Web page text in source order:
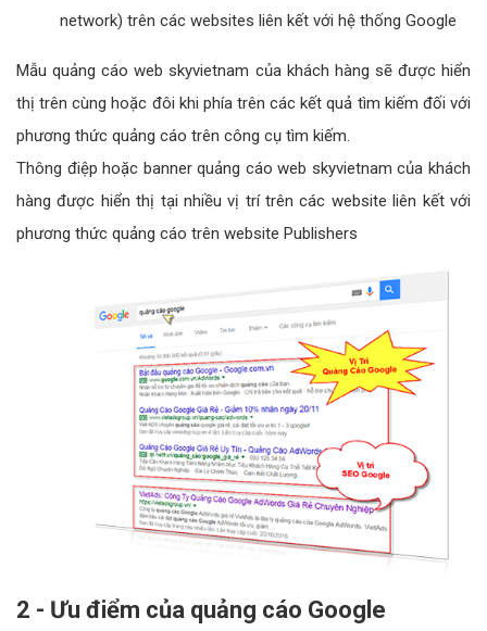
network) trên các websites liên kết với hệ thống Google
Mẫu quảng cáo web skyvietnam của khách hàng sẽ được hiển
thị trên cùng hoặc đôi khi phía trên các kết quả tìm kiếm đối với
phương thức quảng cáo trên công cụ tìm kiếm.
Thông điệp hoặc banner quảng cáo web skyvietnam của khách
hàng được hiển thị tại nhiều vị trí trên các website liên kết với
phương thức quảng cáo trên website Publishers
2 - Ưu điểm của quảng cáo Google